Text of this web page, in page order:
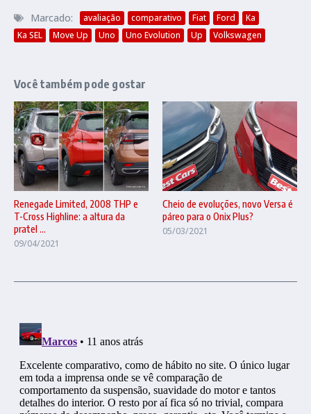
Marcado:
avaliação comparativo Fiat Ford
Ka
Ka SEL
Move Up Uno Uno Evolution Up Volkswagen
Você também pode gostar
Renegade Limited, 2008 THP e
T-Cross Highline: a altura da
pratel ...
09/04/2021
Cheio de evoluções, novo Versa é
páreo para o Onix Plus?
05/03/2021